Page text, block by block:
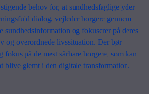
behov for, at sundhedsfaglige yder
dialog, vejleder borgere gennem
sundhedsinformation og fokuserer på deres
og overordnede livssituation. Der bør
på de mest sårbare borgere, som kan
blive glemt i den digitale transformation.